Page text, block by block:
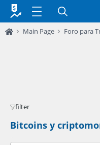
Main Page Foro para
filter
Bitcoins y